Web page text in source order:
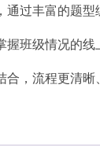
通过丰富的题
握班级情况的线
合，流程更清晰